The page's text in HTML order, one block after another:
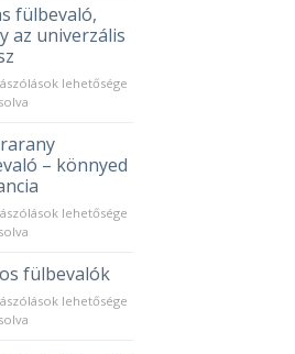
fülbevaló,
az univerzális
lehetősége
– könnyed
lehetősége
fülbevalók
lehetősége